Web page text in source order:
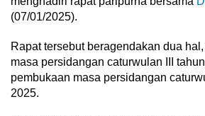
(07/01/2025).
Rapat tersebut beragendakan dua
masa persidangan caturwulan III
pembukaan masa persidangan
2025.